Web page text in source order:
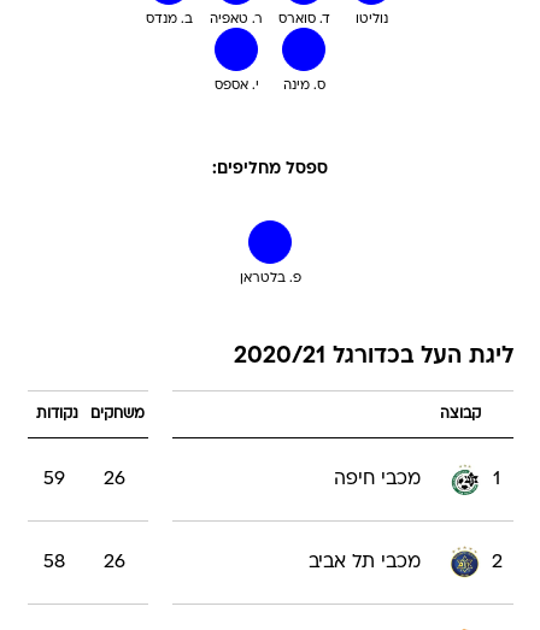
ב. מנדס ר. טאפיה ד. סוארס נוליטו
י. אספס ס. מינה
ספסל מחליפים:
פ. בלטראן
ליגת העל בכדורגל 2020/21
קבוצה משחקים נקודות
1 מכבי חיפה 26
59
2 מכבי תל אביב 26
58